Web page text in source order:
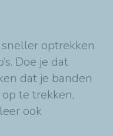
optrekken
Doe je dat
dat je banden
te trekken,
ook